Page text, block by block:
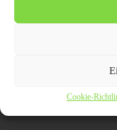
Cookie-
Ansprechpartner:
Telefon: 0162 588
E-Mail: